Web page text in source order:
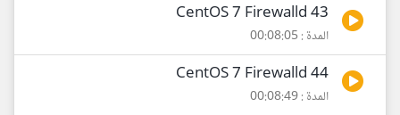
43 CentOS 7 Firewalld
المدة : 00:08:05
44 CentOS 7 Firewalld
المدة : 00:08:49